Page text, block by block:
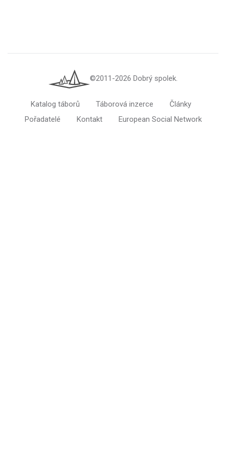
©2011-2026 Dobrý spolek.
Katalog táborů Táborová inzerce
Články
Pořadatelé
Kontakt European Social Network